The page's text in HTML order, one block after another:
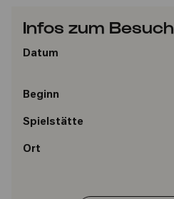
Infos zum Besuch
Datum
Beginn
Spielstätte
Ort